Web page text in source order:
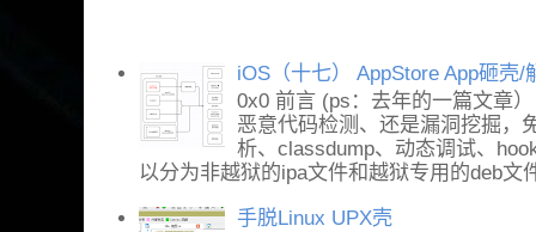
iOS（十七） AppStore App砸壳/
0x0 前言 (ps：去年的一篇文章
恶意代码检测、还是漏洞挖掘，
析、classdump、动态调试、
以分为非越狱的ipa文件和越狱专用的deb文
手脱Linux UPX壳